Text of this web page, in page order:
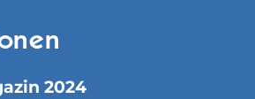
2024